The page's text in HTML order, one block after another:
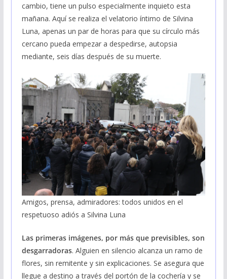
cambio, tiene un pulso especialmente inquieto esta
mañana. Aquí se realiza el velatorio íntimo de Silvina
Luna, apenas un par de horas para que su círculo más
cercano pueda empezar a despedirse, autopsia
mediante, seis días después de su muerte.
Amigos, prensa, admiradores: todos unidos en el
respetuoso adiós a Silvina Luna
Las primeras imágenes, por más que previsibles, son
desgarradoras. Alguien en silencio alcanza un ramo de
flores, sin remitente y sin explicaciones. Se asegura que
llegue a destino a través del portón de la cochería y se